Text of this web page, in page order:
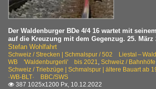
Der Waldenburger BDe 4/4 16 wartet mit
auf die Kreuzung mit dem Gegenzug. 25. März
Stefan Wohlfahrt
Schweiz / Strecken | Schmalspur / 502 Liestal –
WB 'Waldenburgerli' bis 2021, Schweiz /
Schweiz / Triebzüge | Schmalspur | ältere Bauart ab
·WB-BLT· BBC/SWS
 387 1025x1200 Px, 10.12.2022